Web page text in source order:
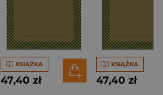
KSIĄŻKA
47,40 zł
KSIĄŻKA
47,40 zł